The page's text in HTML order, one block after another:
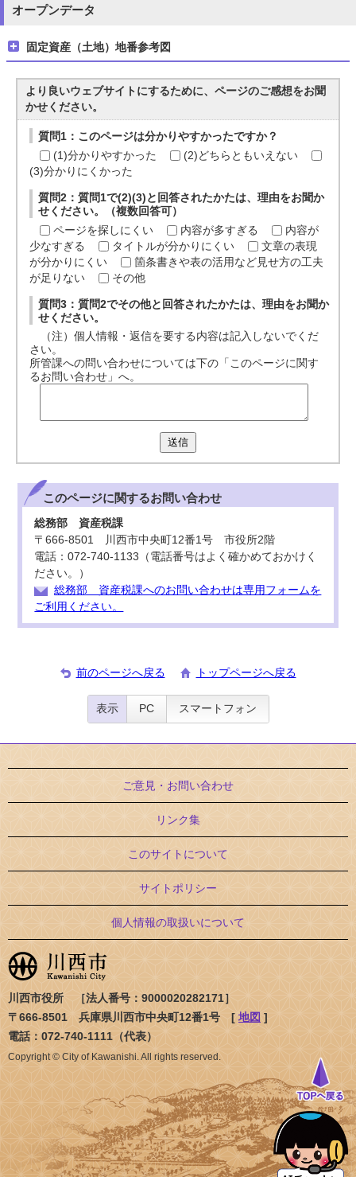
オープンデータ
固定資産（土地）地番参考図
より良いウェブサイトにするために、ページのご感想をお聞
かせください。
質問1：このページは分かりやすかったですか？
(1)分かりやすかった
(2)どちらともいえない
(3)分かりにくかった
質問2：質問1で(2)(3)と回答されたかたは、理由をお聞か
せください。（複数回答可）
ページを探しにくい
内容が多すぎる
内容が
少なすぎる
タイトルが分かりにくい
文章の表現
が分かりにくい
箇条書きや表の活用など見せ方の工夫
が足りない
その他
質問3：質問2でその他と回答されたかたは、理由をお聞か
せください。
（注）個人情報・返信を要する内容は記入しないでくだ
さい。
所管課への問い合わせについては下の「このページに関す
るお問い合わせ」へ。
送信
このページに関するお問い合わせ
総務部 資産税課
〒666-8501 川西市中央町12番1号 市役所2階
電話：072-740-1133（電話番号はよく確かめておかけく
ださい。）
総務部 資産税課へのお問い合わせは専用フォームを
ご利用ください。
前のページへ戻る トップページへ戻る
表示 PC スマートフォン
ご意見・お問い合わせ
リンク集
このサイトについて
サイトポリシー
個人情報の取扱いについて
川西市役所 ［法人番号：9000020282171］
〒666-8501 兵庫県川西市中央町12番1号 [ 地図 ]
電話：072-740-1111（代表）
Copyright © City of Kawanishi. All rights reserved.